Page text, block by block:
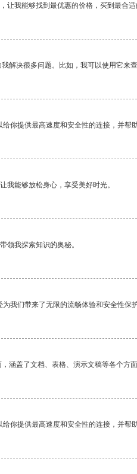
让我能够找到最优惠的价格，买到最合适
解决很多问题。比如，我可以使用它来
你提供最高速度和安全性的连接，并帮
我能够放松身心，享受美好时光。
领我探索知识的奥秘。
我们带来了无限的流畅体验和安全性保护
涵盖了文档、表格、演示文稿等各个方
你提供最高速度和安全性的连接，并帮